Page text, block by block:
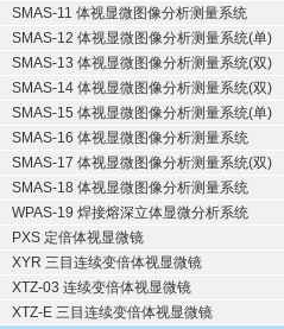
SMAS-11 体视显微图像分析测量系统
SMAS-12 体视显微图像分析测量系统(单)
SMAS-13 体视显微图像分析测量系统(双)
SMAS-14 体视显微图像分析测量系统(双)
SMAS-15 体视显微图像分析测量系统(单)
SMAS-16 体视显微图像分析测量系统
SMAS-17 体视显微图像分析测量系统(双)
SMAS-18 体视显微图像分析测量系统
WPAS-19 焊接熔深立体显微分析系统
PXS 定倍体视显微镜
XYR 三目连续变倍体视显微镜
XTZ-03 连续变倍体视显微镜
XTZ-E 三目连续变倍体视显微镜